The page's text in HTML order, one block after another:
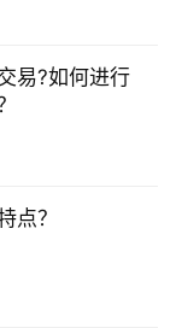
易?如何进行
点？